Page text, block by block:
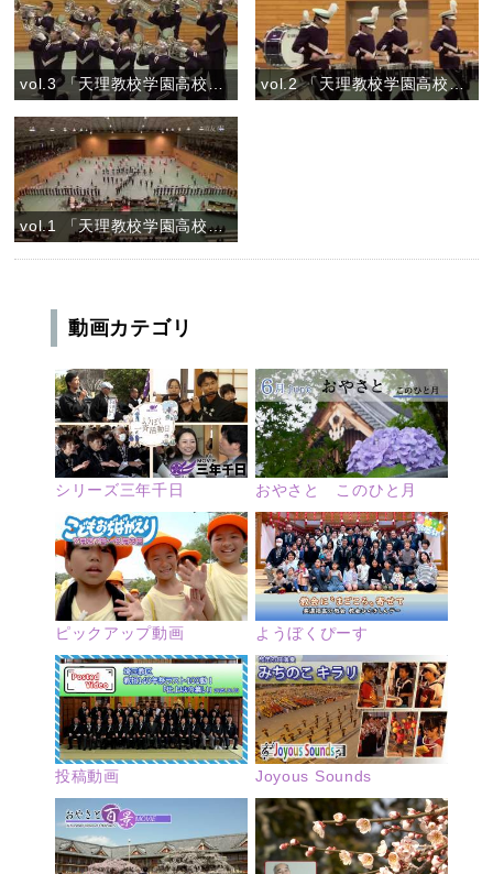
vol.3 「天理教校学園高校マーチングバンドVIOLET IMPULSE」 vol.2 「天理教校学園高校マーチングバンドVIOLET IMPULSE」
vol.1 「天理教校学園高校マーチングバンドVIOLET IMPULSE」
動画カテゴリ
シリーズ三年千日 おやさと このひと月
ピックアップ動画 ようぼくぴーす
投稿動画 Joyous Sounds